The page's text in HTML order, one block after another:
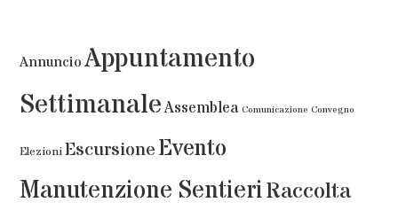
Annuncio Appuntamento
SettimanaleAssemblea Comunicazione Convegno
Elezioni EscursioneEvento
Manutenzione SentieriRaccolta